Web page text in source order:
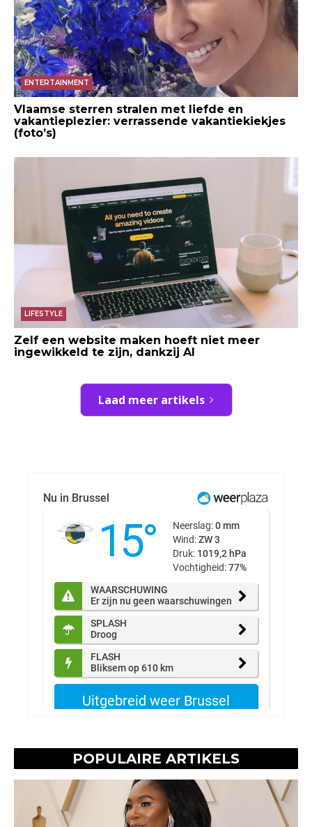
ENTERTAINMENT
Vlaamse sterren stralen met liefde en
vakantieplezier: verrassende vakantiekiekjes
(foto’s)
LIFESTYLE
Zelf een website maken hoeft niet meer
ingewikkeld te zijn, dankzij AI
Laad meer artikels
POPULAIRE ARTIKELS